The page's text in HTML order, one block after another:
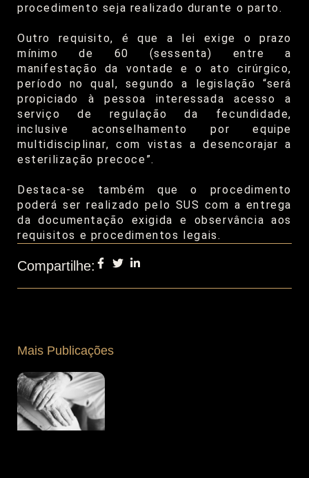
procedimento seja realizado durante o parto.
Outro requisito, é que a lei exige o prazo
mínimo de 60 (sessenta) entre a
manifestação da vontade e o ato cirúrgico,
período no qual, segundo a legislação “será
propiciado à pessoa interessada acesso a
serviço de regulação da fecundidade,
inclusive aconselhamento por equipe
multidisciplinar, com vistas a desencorajar a
esterilização precoce”.
Destaca-se também que o procedimento
poderá ser realizado pelo SUS com a entrega
da documentação exigida e observância aos
requisitos e procedimentos legais.
Compartilhe:
Mais Publicações